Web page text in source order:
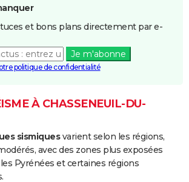
12/1993 11/01/1994 19 j
12/1982
et bons plans directement par e-
Je m'abonne
politique de confidentialité
À CHASSENEUIL-DU-
sismiquesvarient selon les régions,
avec des zones plus exposées
Pyrénées et certaines régions